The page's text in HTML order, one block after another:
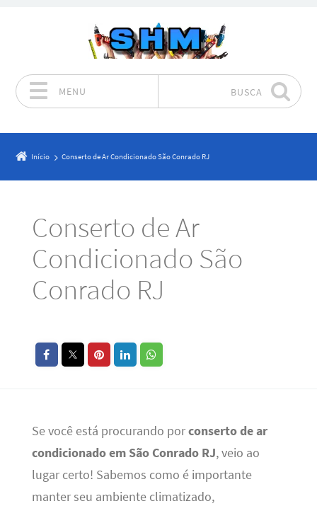
MENU BUSCA
Início Conserto de Ar Condicionado São Conrado RJ
Conserto de Ar
Condicionado São
Conrado RJ
Se você está procurando porconserto de ar
condicionado em São Conrado RJ, veio ao
lugar certo! Sabemos como é importante
manter seu ambiente climatizado,